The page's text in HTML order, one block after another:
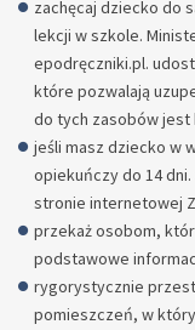
zachęcaj dziecko do
lekcji w szkole.
epodręczniki.pl.
które pozwalają
do tych zasobów jest
jeśli masz dziecko w
opiekuńczy do 14
stronie internetowej
przekaż osobom,
podstawowe
rygorystycznie
pomieszczeń, w